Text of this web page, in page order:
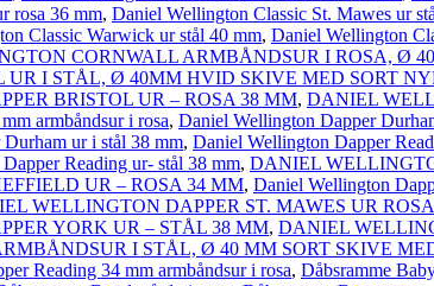
rosa 36 mm, Daniel Wellington Classic St. Mawes ur
Classic Warwick ur stål 40 mm, Daniel Wellington
CORNWALL ARMBÅNDSUR I ROSA, Ø
UR I STÅL, Ø 40MM HVID SKIVE MED SORT
BRISTOL UR – ROSA 38 MM, DANIEL
armbåndsur i rosa, Daniel Wellington Dapper
ur i stål 38 mm, Daniel Wellington Dapper
Reading ur- stål 38 mm, DANIEL
UR – ROSA 34 MM, Daniel Wellington
WELLINGTON DAPPER ST. MAWES UR
YORK UR – STÅL 38 MM, DANIEL
I STÅL, Ø 40 MM SORT SKIVE
Reading 34 mm armbåndsur i rosa, Dåbsramme